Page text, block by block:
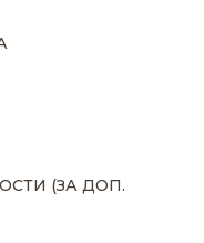
(ЗА ДОП.